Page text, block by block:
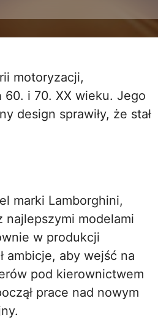
i 70. XX wieku. Jego
design sprawiły, że stał
marki Lamborghini,
najlepszymi modelami
w produkcji
ambicje, aby wejść na
pod kierownictwem
prace nad nowym